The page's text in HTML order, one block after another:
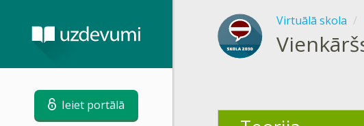
Ieiet portālā
Virtuālā skola